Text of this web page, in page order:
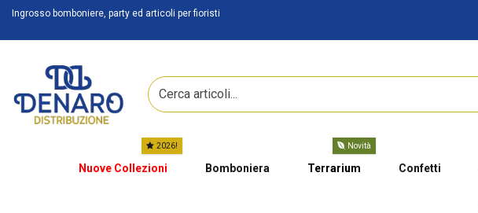
Ingrosso bomboniere, party ed articoli per fioristi
Nuove Collezioni
2026!
Bomboniera Terrarium
Novità
Confetti